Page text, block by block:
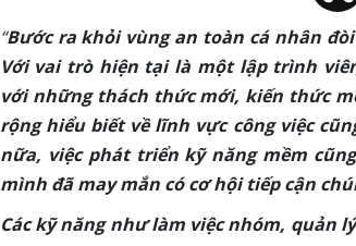
“Bước ra khỏi vùng an toàn cá nhân
Với vai trò hiện tại là một lập trình
với những thách thức mới, kiến thức
rộng hiểu biết về lĩnh vực công việc
nữa, việc phát triển kỹ năng mềm
mình đã may mắn có cơ hội tiếp cận
Các kỹ năng như làm việc nhóm, quản